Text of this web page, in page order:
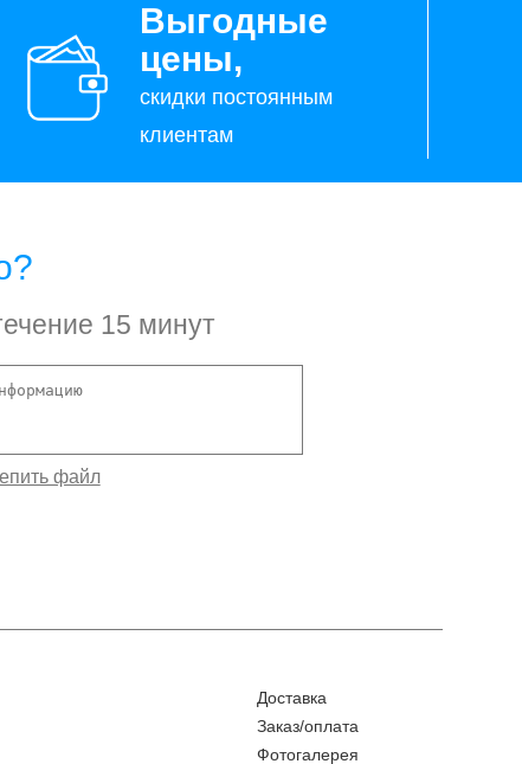
Выгодные
цены,
скидки постоянным
клиентам
15 минут
Доставка
Заказ/оплата
Фотогалерея